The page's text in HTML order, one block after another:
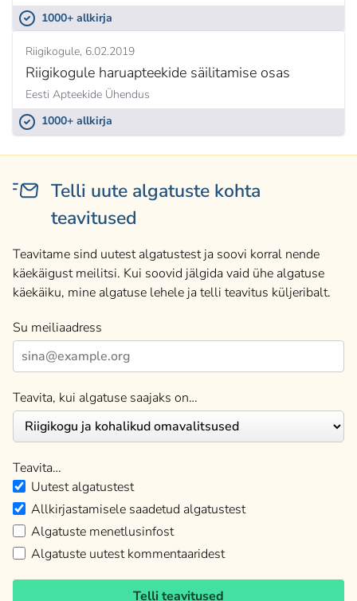
1000+ allkirja
Riigikogule 6.02.2019
Riigikogule haruapteekide säilitamise osas
Eesti Apteekide Ühendus
1000+ allkirja
Telli uute algatuste kohta
teavitused
Teavitame sind uutest algatustest ja soovi korral nende
käekäigust meilitsi. Kui soovid jälgida vaid ühe algatuse
käekäiku, mine algatuse lehele ja telli teavitus küljeribalt.
Su meiliaadress
Teavita, kui algatuse saajaks on…
Teavita…
Uutest algatustest
Allkirjastamisele saadetud algatustest
Algatuste menetlusinfost
Algatuste uutest kommentaaridest
Telli teavitused